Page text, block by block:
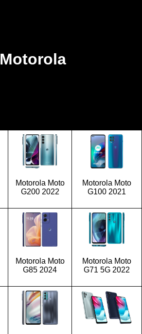
Motorola
Motorola Moto
G200 2022
Motorola Moto
G100 2021
Motorola Moto
G85 2024
Motorola Moto
G71 5G 2022